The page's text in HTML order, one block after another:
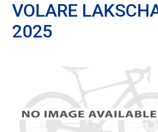
VOLARE
2025